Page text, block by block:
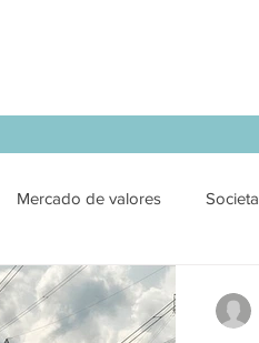
Mercado de valores
Jurídico Medio Ambiente